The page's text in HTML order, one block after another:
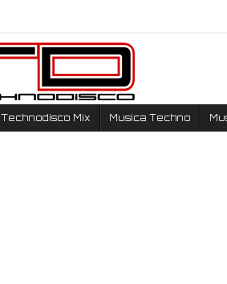
Technodisco Mix Musica Techno